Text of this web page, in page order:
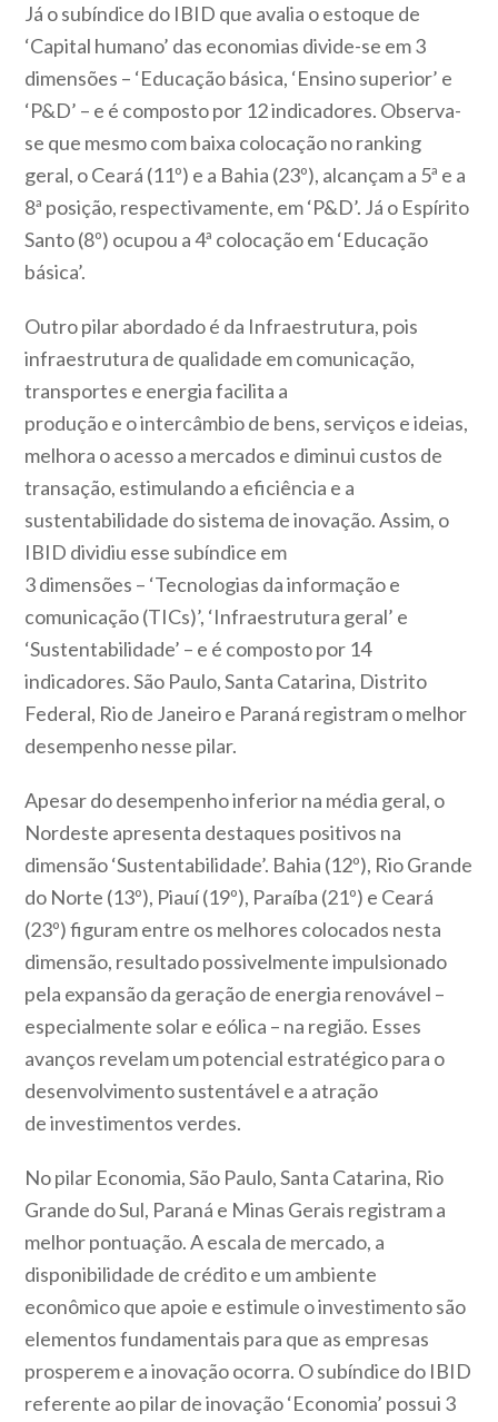
Já o subíndice do IBID que avalia o estoque de
‘Capital humano’ das economias divide-se em 3
dimensões – ‘Educação básica, ‘Ensino superior’ e
‘P&D’ – e é composto por 12 indicadores. Observa-
se que mesmo com baixa colocação no ranking
geral, o Ceará (11º) e a Bahia (23º), alcançam a 5ª e a
8ª posição, respectivamente, em ‘P&D’. Já o Espírito
Santo (8º) ocupou a 4ª colocação em ‘Educação
básica’.
Outro pilar abordado é da Infraestrutura, pois
infraestrutura de qualidade em comunicação,
transportes e energia facilita a
produção e o intercâmbio de bens, serviços e ideias,
melhora o acesso a mercados e diminui custos de
transação, estimulando a eficiência e a
sustentabilidade do sistema de inovação. Assim, o
IBID dividiu esse subíndice em
3 dimensões – ‘Tecnologias da informação e
comunicação (TICs)’, ‘Infraestrutura geral’ e
‘Sustentabilidade’ – e é composto por 14
indicadores. São Paulo, Santa Catarina, Distrito
Federal, Rio de Janeiro e Paraná registram o melhor
desempenho nesse pilar.
Apesar do desempenho inferior na média geral, o
Nordeste apresenta destaques positivos na
dimensão ‘Sustentabilidade’. Bahia (12º), Rio Grande
do Norte (13º), Piauí (19º), Paraíba (21º) e Ceará
(23º) figuram entre os melhores colocados nesta
dimensão, resultado possivelmente impulsionado
pela expansão da geração de energia renovável –
especialmente solar e eólica – na região. Esses
avanços revelam um potencial estratégico para o
desenvolvimento sustentável e a atração
de investimentos verdes.
No pilar Economia, São Paulo, Santa Catarina, Rio
Grande do Sul, Paraná e Minas Gerais registram a
melhor pontuação. A escala de mercado, a
disponibilidade de crédito e um ambiente
econômico que apoie e estimule o investimento são
elementos fundamentais para que as empresas
prosperem e a inovação ocorra. O subíndice do IBID
referente ao pilar de inovação ‘Economia’ possui 3